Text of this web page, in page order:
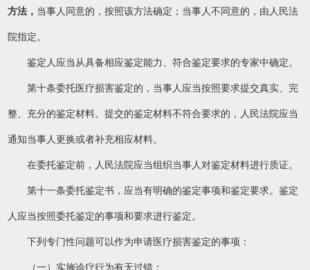
方法， 当事人同意的，按照该方法确定；当事人不同意的，由人民法
院指定。
鉴定人应当从具备相应鉴定能力、符合鉴定要求的专家中确定。
第十条委托医疗损害鉴定的，当事人应当按照要求提交真实、完
整、充分的鉴定材料。提交的鉴定材料不符合要求的，人民法院应当
通知当事人更换或者补充相应材料。
在委托鉴定前，人民法院应当组织当事人对鉴定材料进行质证。
第十一条委托鉴定书，应当有明确的鉴定事项和鉴定要求。鉴定
人应当按照委托鉴定的事项和要求进行鉴定。
下列专门性问题可以作为申请医疗损害鉴定的事项：
（一）实施诊疗行为有无过错；